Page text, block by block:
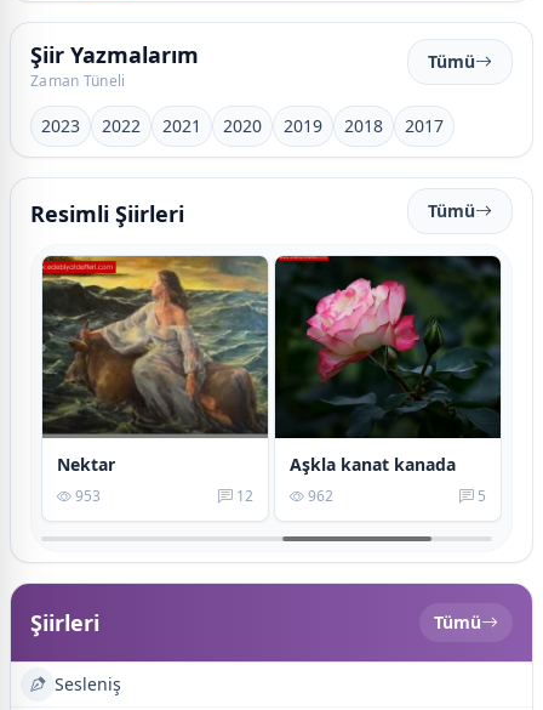
Şiir Yazmalarım
Zaman Tüneli
Tümü
2023 2022 2021 2020 2019 2018 2017
Resimli Şiirleri Tümü
Nektar
953 12
Aşkla kanat kanada
962 5
Şiirleri Tümü
Sesleniş